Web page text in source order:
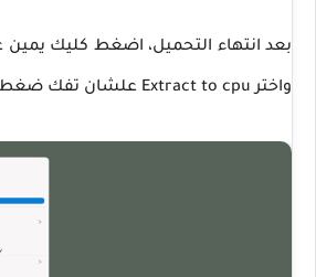
بعد انتهاء التحميل، اضغط كليك
واختر Extract to cpu علشان تفك ضغط الملفات.